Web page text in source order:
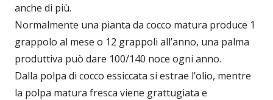
anche di più.
Normalmente una pianta da cocco matura produce 1
grappolo al mese o 12 grappoli all’anno, una palma
produttiva può dare 100/140 noce ogni anno.
Dalla polpa di cocco essiccata si estrae l’olio, mentre
la polpa matura fresca viene grattugiata e